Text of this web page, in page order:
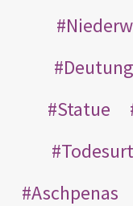
Deutung
Statue
Aschpenas